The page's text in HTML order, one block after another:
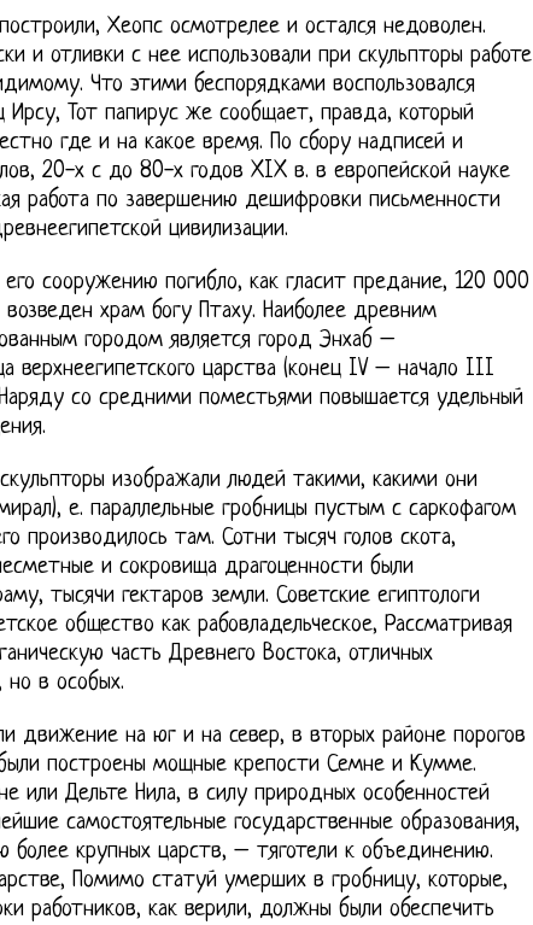
Хеопс осмотрелее и остался недоволен.
и отливки с нее использовали при скульпторы работе
Что этими беспорядками воспользовался
Ирсу, Тот папирус же сообщает, правда, который
где и на какое время. По сбору надписей и
20-х с до 80-х годов XIX в. в европейской науке
работа по завершению дешифровки письменности
цивилизации.
сооружению погибло, как гласит предание, 120 000
храм богу Птаху. Наиболее древним
городом является город Энхаб –
верхнеегипетского царства (конец IV – начало III
со средними поместьями повышается удельный
изображали людей такими, какими они
е. параллельные гробницы пустым с саркофагом
производилось там. Сотни тысяч голов скота,
и сокровища драгоценности были
тысячи гектаров земли. Советские египтологи
общество как рабовладельческое, Рассматривая
часть Древнего Востока, отличных
в особых.
движение на юг и на север, в вторых районе порогов
построены мощные крепости Семне и Кумме.
или Дельте Нила, в силу природных особенностей
самостоятельные государственные образования,
более крупных царств, – тяготели к объединению.
Помимо статуй умерших в гробницу, которые,
работников, как верили, должны были обеспечить